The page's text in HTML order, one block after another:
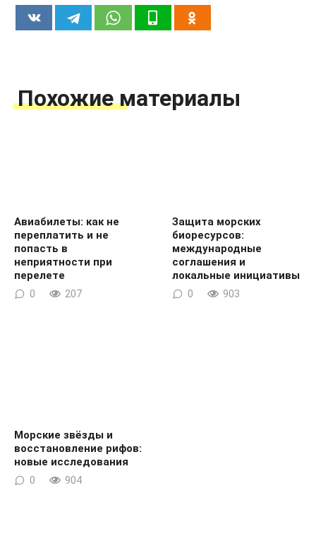
Похожие материалы
Авиабилеты: как не
переплатить и не
попасть в
неприятности при
перелете
0 207
Защита морских
биоресурсов:
международные
соглашения и
локальные инициативы
0 903
Морские звёзды и
восстановление рифов:
новые исследования
0 904